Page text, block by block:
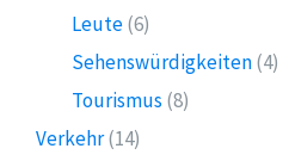
Leute(6)
Sehenswürdigkeiten(4)
Tourismus (8)
Verkehr(14)